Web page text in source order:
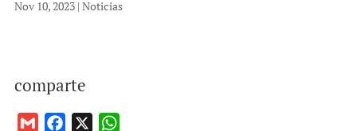
Nov 10, 2023| Noticias
comparte